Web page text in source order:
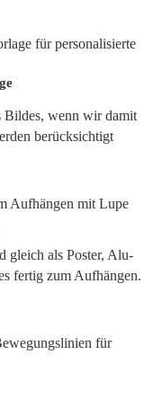
Bildes, wenn wir damit
berücksichtigt
gleich als Poster, Alu-
fertig zum Aufhängen.